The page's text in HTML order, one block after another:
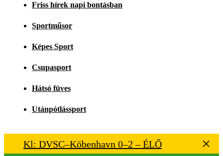
Friss hírek napi bontásban
Sportműsor
Képes Sport
Csupasport
Hátsó füves
Utánpótlássport
Kl: DVSC–Köbenhavn 0–2 – ÉLŐ